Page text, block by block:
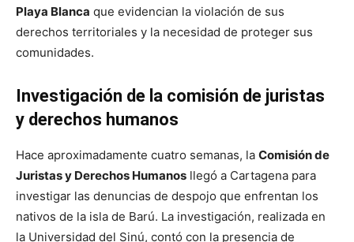
Playa Blanca que evidencian la violación de sus
derechos territoriales y la necesidad de proteger sus
comunidades.
Investigación de la comisión de juristas
y derechos humanos
Hace aproximadamente cuatro semanas, la Comisión de
Juristas y Derechos Humanos llegó a Cartagena para
investigar las denuncias de despojo que enfrentan los
nativos de la isla de Barú. La investigación, realizada en
la Universidad del Sinú, contó con la presencia de